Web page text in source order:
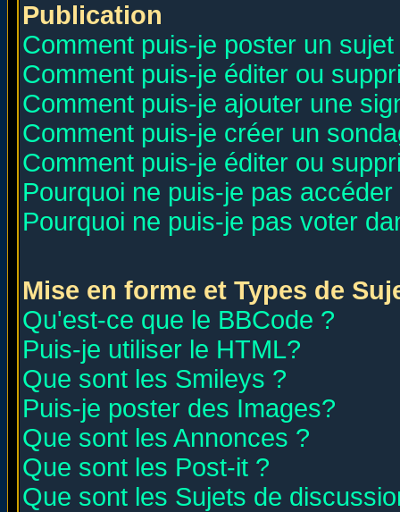
Publication
Comment puis-je poster un
Comment puis-je éditer ou
Comment puis-je ajouter une
Comment puis-je créer un
Comment puis-je éditer ou
Pourquoi ne puis-je pas
Pourquoi ne puis-je pas voter
Mise en forme et Types de
Qu'est-ce que le BBCode ?
Puis-je utiliser le HTML?
Que sont les Smileys ?
Puis-je poster des Images?
Que sont les Annonces ?
Que sont les Post-it ?
Que sont les Sujets de